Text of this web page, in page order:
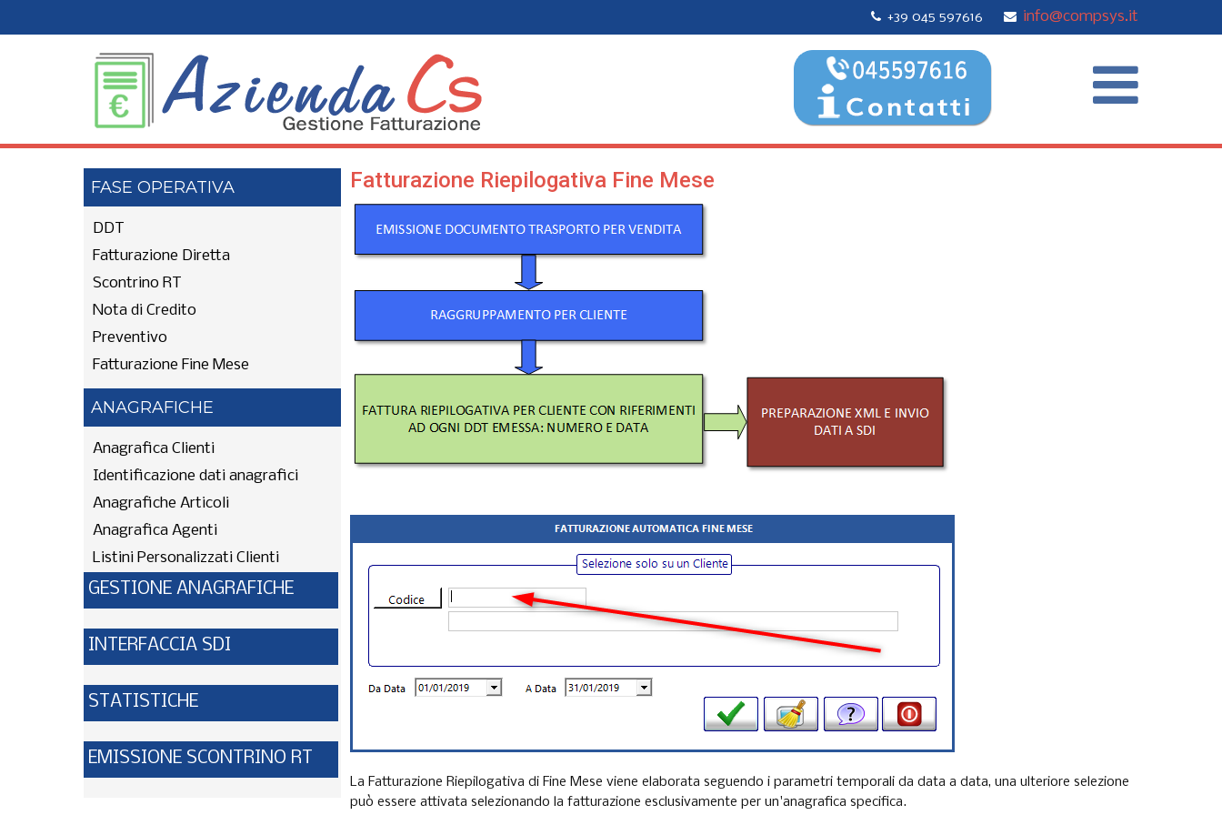
+39 045 597616 info@compsys.it
FASE OPERATIVA
DDT
Fatturazione Diretta
Scontrino RT
Nota di Credito
Preventivo
Fatturazione Fine Mese
ANAGRAFICHE
Anagrafica Clienti
Identificazione dati anagrafici
Anagrafiche Articoli
Anagrafica Agenti
Listini Personalizzati Clienti
GESTIONE ANAGRAFICHE
INTERFACCIA SDI
STATISTICHE
EMISSIONE SCONTRINO RT
Fatturazione Riepilogativa Fine Mese
La Fatturazione Riepilogativa di Fine Mese viene elaborata seguendo i parametri temporali da data a data, una ulteriore selezione
può essere attivata selezionando la fatturazione esclusivamente per un'anagrafica specifica.